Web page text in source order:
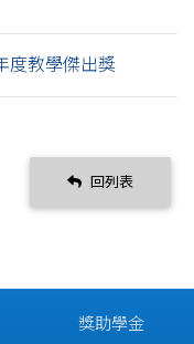
度教學傑出獎
回列表
獎助學金